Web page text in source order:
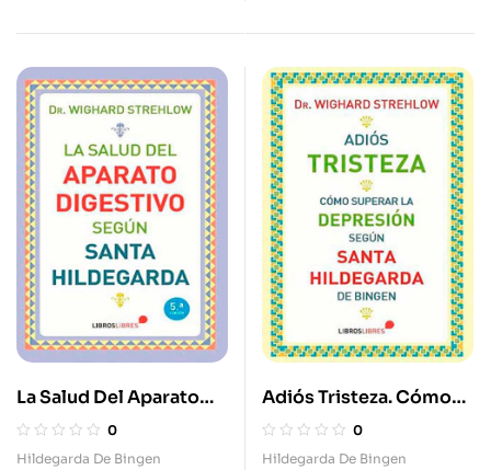
La Salud Del Aparato
Digestivo Según Santa
Hildegarda
0
Hildegarda De Bingen
Adiós Tristeza. Cómo
Superar La Depresión
Según Santa
0
Hildegarda De Bingen